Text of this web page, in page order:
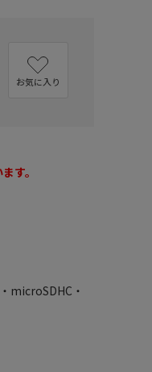
お気に入り
す。
microSDHC・